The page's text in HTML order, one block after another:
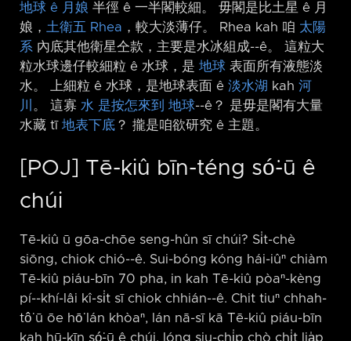
地球 ê 月娘 半徑 ê 一半閣較細。 毋閣是比土星 ê 月
娘， 土衛五 Rhea ，較大淡薄仔。 Rhea kah 咱 太陽
系 內底其他衛星仝款，主要是水冰組成-⁠-ê。 這粒大
粒水球邊仔較細粒 ê 水球，是 地球 表面所有液態淡
水。 上細粒 ê 水球，是地球表面 ê 淡水湖 kah 河
川
。 這寡 水 是按怎來到 地球-⁠-ê？ 是毋是閣有大量
水藏 tī 地表下底 ？ 攏是咱欲研究 ê 主題。
[POJ] Tē-kiû bīn-téng só͘-ū ê
chúi
Tē-kiû ū gōa-chōe seng-hûn sī chúi? Si̍t-chè
siōng, chiok chió-⁠-ê. Sui-bóng kóng hái-iûⁿ chiàm
Tē-kiû piáu-bīn 70 pha, in kah Tē-kiû pòaⁿ-kèng
pí-⁠-khí-lâi kî-si̍t sī chiok chhián-⁠-ê. Chit tiuⁿ chhah-
tô͘ ū ōe hō͘ lán khòaⁿ, lán nā-sī kā Tē-kiû piáu-bīn
kah hū-kīn só͘-ū ê chúi, lóng siu-chi̍p chò chi̍t lia̍p